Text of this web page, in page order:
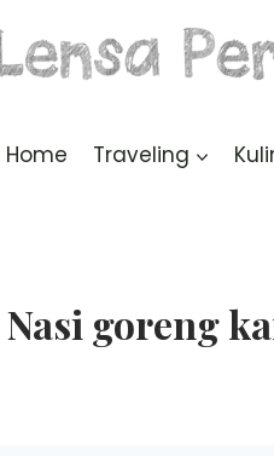
Home Traveling
Nasi goreng